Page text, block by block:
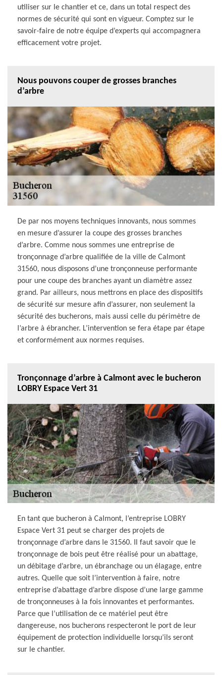
utiliser sur le chantier et ce, dans un total respect des
normes de sécurité qui sont en vigueur. Comptez sur le
savoir-faire de notre équipe d’experts qui accompagnera
efficacement votre projet.
Nous pouvons couper de grosses branches
d’arbre
De par nos moyens techniques innovants, nous sommes
en mesure d’assurer la coupe des grosses branches
d’arbre. Comme nous sommes une entreprise de
tronçonnage d’arbre qualifiée de la ville de Calmont
31560, nous disposons d’une tronçonneuse performante
pour une coupe des branches ayant un diamètre assez
grand. Par ailleurs, nous mettrons en place des dispositifs
de sécurité sur mesure afin d’assurer, non seulement la
sécurité des bucherons, mais aussi celle du périmètre de
l’arbre à ébrancher. L’intervention se fera étape par étape
et conformément aux normes requises.
Tronçonnage d’arbre à Calmont avec le bucheron
LOBRY Espace Vert 31
En tant que bucheron à Calmont, l’entreprise LOBRY
Espace Vert 31 peut se charger des projets de
tronçonnage d’arbre dans le 31560. Il faut savoir que le
tronçonnage de bois peut être réalisé pour un abattage,
un débitage d’arbre, un ébranchage ou un élagage, entre
autres. Quelle que soit l’intervention à faire, notre
entreprise d’abattage d’arbre dispose d’une large gamme
de tronçonneuses à la fois innovantes et performantes.
Parce que l’utilisation de ce matériel peut être
dangereuse, nos bucherons respecteront le port de leur
équipement de protection individuelle lorsqu’ils seront
sur le chantier.